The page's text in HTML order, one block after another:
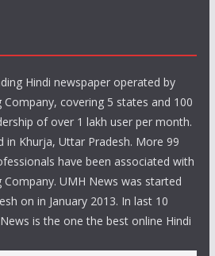
Hindi newspaper operated by
covering 5 states and 100
of over 1 lakh user per month.
in Khurja, Uttar Pradesh. More 99
have been associated with
UMH News was started
on in January 2013. In last 10
is the one the best online Hindi